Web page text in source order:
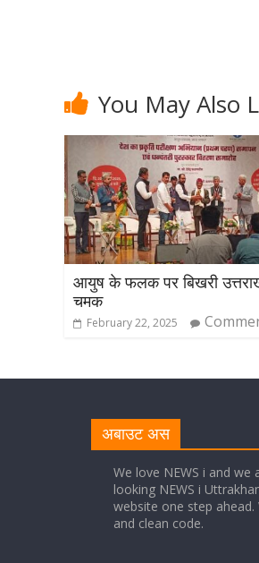
You May Also
आयुष के फलक पर बिखरी
चमक
February 22, 2025
अबाउट अस
We love NEWS i and
looking NEWS i
website one step
and clean code.